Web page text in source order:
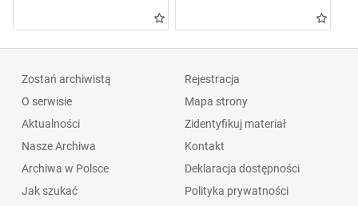
Zostań archiwistą
O serwisie
Aktualności
Nasze Archiwa
Archiwa w Polsce
Jak szukać
Rejestracja
Mapa strony
Zidentyfikuj materiał
Kontakt
Deklaracja dostępności
Polityka prywatności